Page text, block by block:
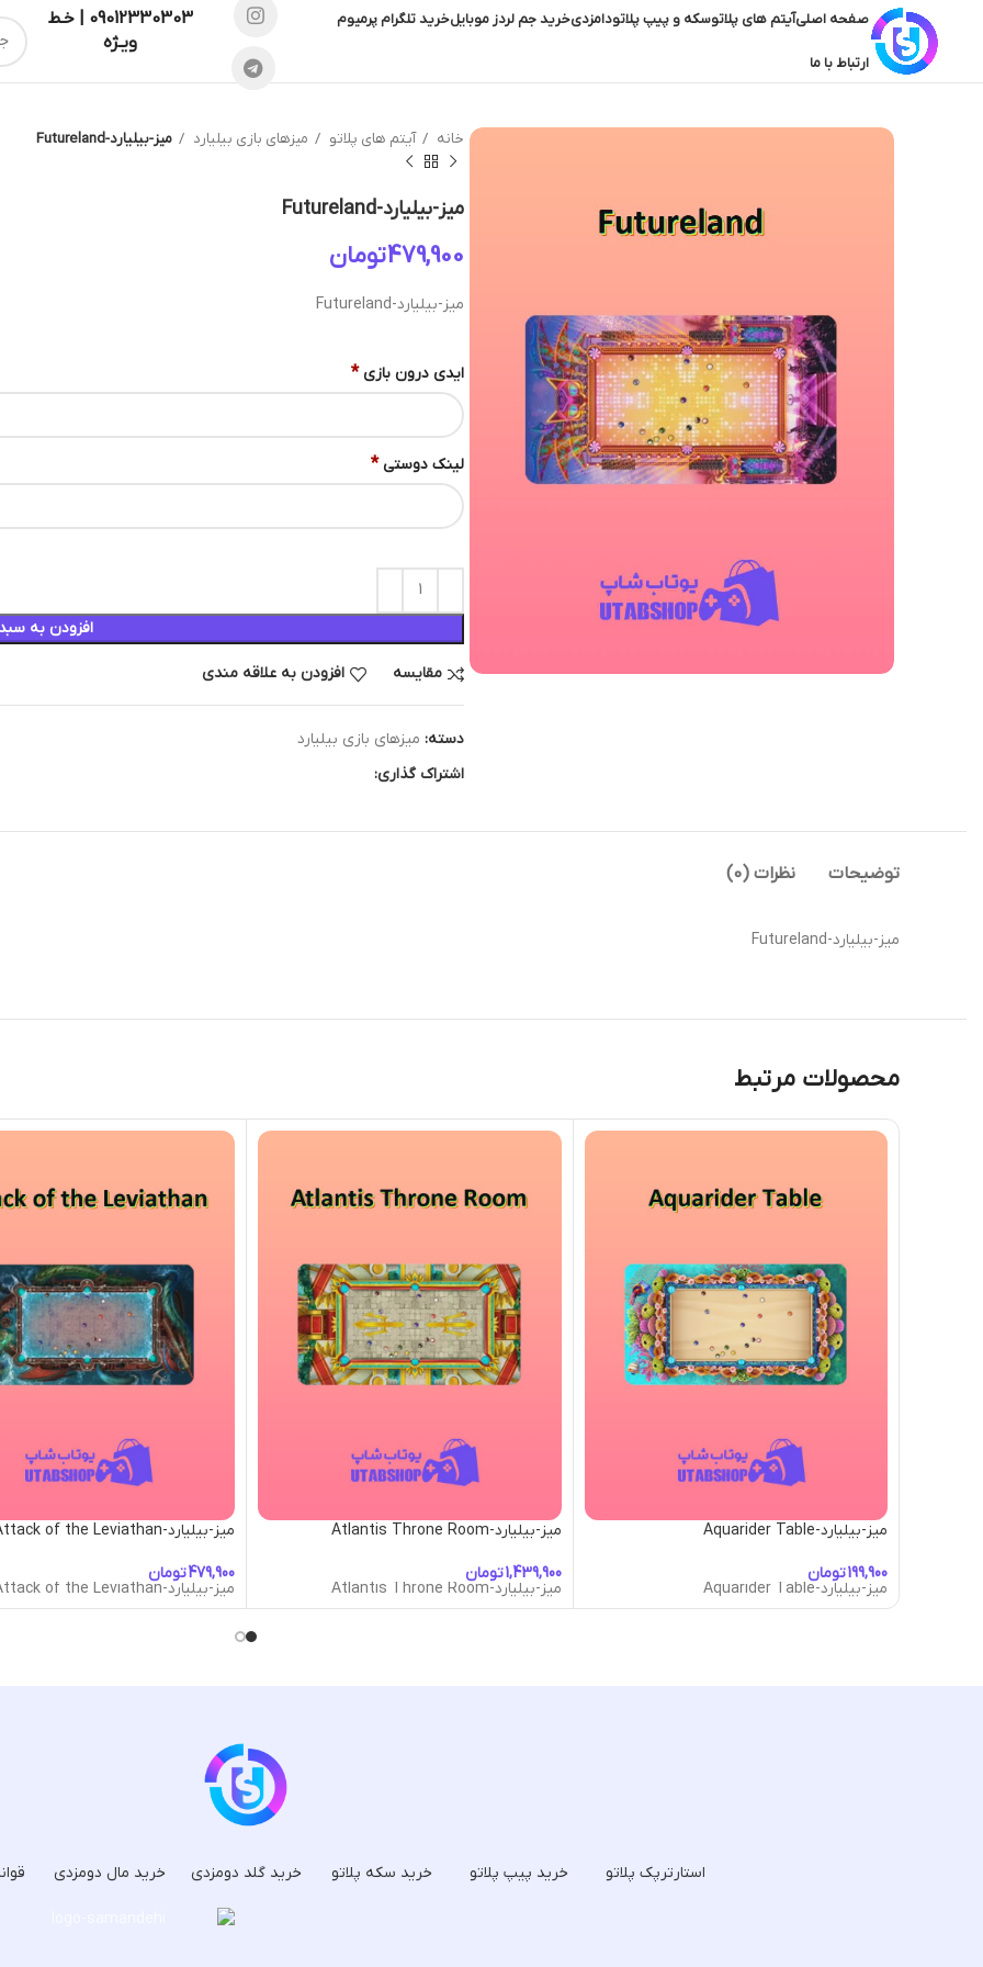
صفحه اصلیآیتم های پلاتوسکه و پیپ پلاتودامزدیخرید جم لردز موبایلخرید تلگرام پرمیوم
ارتباط با ما
09012330303 | خـط
ویـژه
خانه آیتم های پلاتو میزهای بازی بیلیارد میز-بیلیارد-Futureland
میز-بیلیارد-Futureland
تومان
میز-بیلیارد-Futureland
ایدی درون بازی *
لینک دوستی *
افزودن به
مقایسه افزودن به علاقه مندی
دسته: میزهای بازی بیلیارد
اشتراک گذاری:
توضیحات نظرات (0)
میز-بیلیارد-Futureland
محصولات مرتبط
میز-بیلیارد-Aquarider Table
تومان
میز-بیلیارد-Aquarider Table
میز-بیلیارد-Atlantis Throne Room
تومان
میز-بیلیارد-Atlantis Throne Room
میز-بیلیارد-Attack of the Leviathan
تومان
میز-بیلیارد-Attack of the Leviathan
استارترپک پلاتو خرید پیپ پلاتو خرید سکه پلاتو خرید گلد دومزدی خرید مال دومزدی